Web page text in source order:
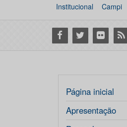
Institucional Campi
Facebook
Twitter Flickr RSS
Página inicial
Apresentação